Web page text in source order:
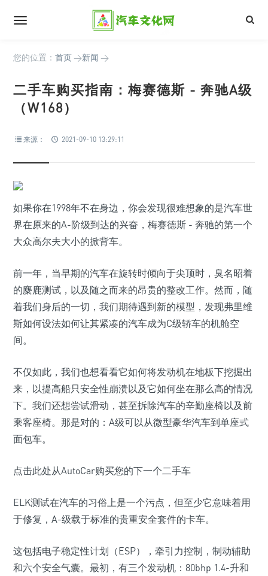
您的位置： 首页 >新闻 >
二手车购买指南：梅赛德斯 - 奔驰A级
（W168）
来源： 2021-09-10 13:29:11
如果你在1998年不在身边，你会发现很难想象的是汽车世
界在原来的A-阶级到达的兴奋，梅赛德斯 - 奔驰的第一个
大众高尔夫大小的掀背车。
前一年，当早期的汽车在旋转时倾向于尖顶时，臭名昭着
的麋鹿测试，以及随之而来的昂贵的整改工作。然而，随
着我们身后的一切，我们期待遇到新的模型，发现弗里维
斯如何设法如何让其紧凑的汽车成为C级轿车的机舱空
间。
不仅如此，我们也想看看它如何将发动机在地板下挖掘出
来，以提高船只安全性崩溃以及它如何坐在那么高的情况
下。我们还想尝试滑动，​​甚至拆除汽车的辛勤座椅以及前
乘客座椅。那是对的：A级可以从微型豪华汽车到单座式
面包车。
点击此处从AutoCar购买您的下一个二手车
ELK测试在汽车的习俗上是一个污点，但至少它意味着用
于修复，A-级载于标准的贵重安全套件的卡车。
这包括电子稳定性计划（ESP），牵引力控制，制动辅助
和六个安全气囊。最初，有三个发动机：80bhp 1.4-升和